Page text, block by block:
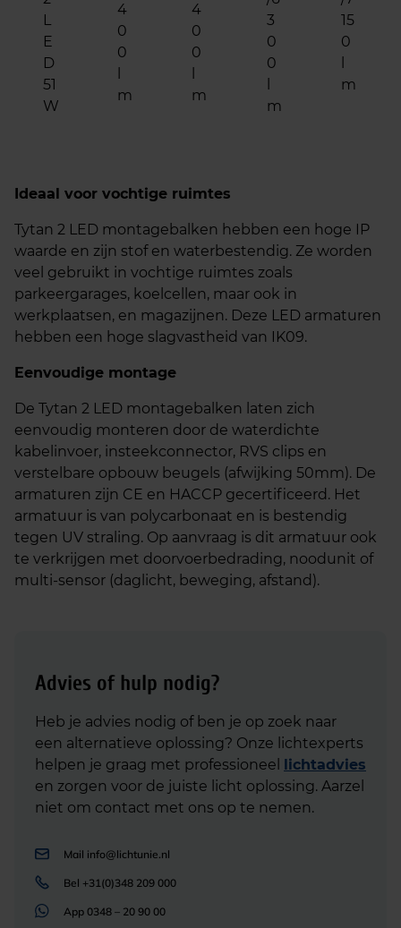
L
E
D
51
W
4
0
0
m
4
0
0
m
3
0
0
m
15
0
m
Ideaal voor vochtige ruimtes
Tytan 2 LED montagebalken hebben een hoge IP
waarde en zijn stof en waterbestendig. Ze worden
veel gebruikt in vochtige ruimtes zoals
parkeergarages, koelcellen, maar ook in
werkplaatsen, en magazijnen. Deze LED armaturen
hebben een hoge slagvastheid van IK09.
Eenvoudige montage
De Tytan 2 LED montagebalken laten zich
eenvoudig monteren door de waterdichte
kabelinvoer, insteekconnector, RVS clips en
verstelbare opbouw beugels (afwijking 50mm). De
armaturen zijn CE en HACCP gecertificeerd. Het
armatuur is van polycarbonaat en is bestendig
tegen UV straling. Op aanvraag is dit armatuur ook
te verkrijgen met doorvoerbedrading, noodunit of
multi-sensor (daglicht, beweging, afstand).
Advies of hulp nodig?
Heb je advies nodig of ben je op zoek naar
een alternatieve oplossing? Onze lichtexperts
helpen je graag met professioneel lichtadvies
en zorgen voor de juiste licht oplossing. Aarzel
niet om contact met ons op te nemen.
Mail info@lichtunie.nl
Bel +31(0)348 209 000
App 0348 – 20 90 00